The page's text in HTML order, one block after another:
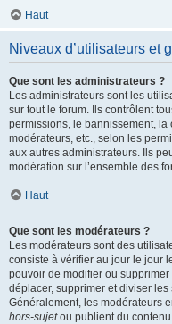
Haut
Niveaux d’utilisateurs et
Que sont les administrateurs ?
Les administrateurs sont les
sur tout le forum. Ils contrôlent
permissions, le bannissement, la
modérateurs, etc., selon les
aux autres administrateurs. Ils
modération sur l’ensemble des
Haut
Que sont les modérateurs ?
Les modérateurs sont des
consiste à vérifier au jour le jour
pouvoir de modifier ou
déplacer, supprimer et diviser
Généralement, les modérateurs
hors-sujetou publient du